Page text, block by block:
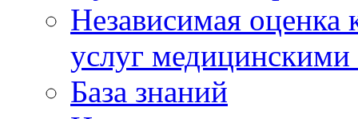
Независимая оценка
услуг
База знаний